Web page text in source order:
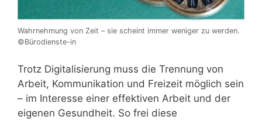
Wahrnehmung von Zeit – sie scheint immer weniger zu werden.
©Bürodienste-in
Trotz Digitalisierung muss die Trennung von
Arbeit, Kommunikation und Freizeit möglich sein
– im Interesse einer effektiven Arbeit und der
eigenen Gesundheit. So frei diese